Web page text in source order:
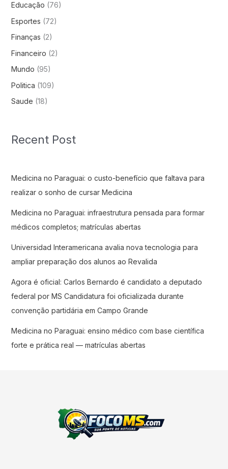
Educação (76)
Esportes (72)
Finanças (2)
Financeiro (2)
Mundo (95)
Politica (109)
Saude (18)
Recent Post
Medicina no Paraguai: o custo-benefício que faltava para
realizar o sonho de cursar Medicina
Medicina no Paraguai: infraestrutura pensada para formar
médicos completos; matrículas abertas
Universidad Interamericana avalia nova tecnologia para
ampliar preparação dos alunos ao Revalida
Agora é oficial: Carlos Bernardo é candidato a deputado
federal por MS Candidatura foi oficializada durante
convenção partidária em Campo Grande
Medicina no Paraguai: ensino médico com base científica
forte e prática real — matrículas abertas